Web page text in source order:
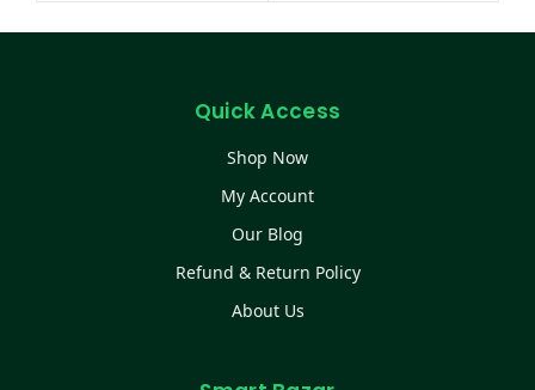
Quick Access
Shop Now
My Account
Our Blog
Refund & Return Policy
About Us